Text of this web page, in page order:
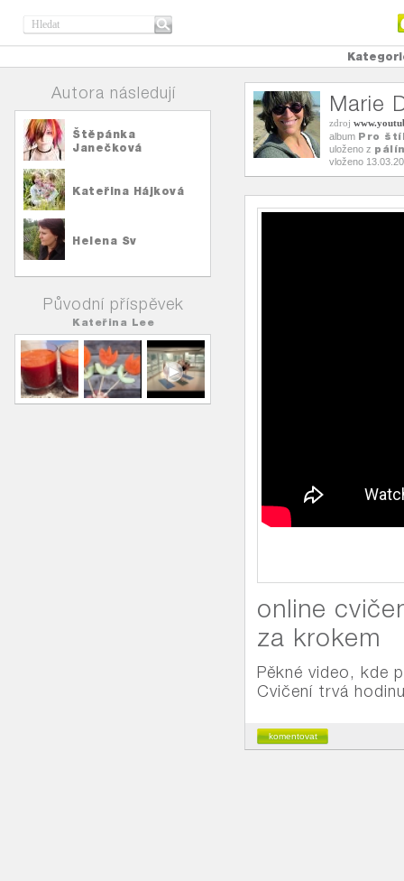
Autora následují
Štěpánka
Janečková
Kateřina Hájková
Helena Sv
Původní příspěvek
Kateřina Lee
Marie
zdroj
album Pro
uloženo z
vloženo
online
za krokem
Pěkné video, kde
Cvičení trvá
komentovat